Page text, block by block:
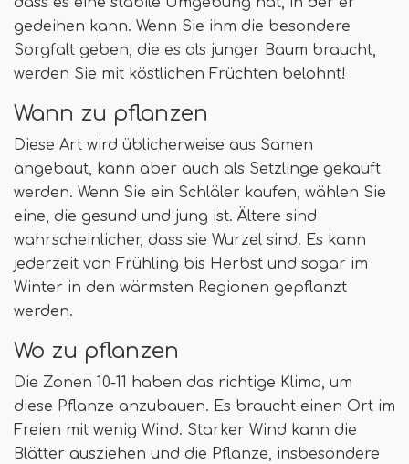
gedeihen kann. Wenn Sie ihm die besondere
Sorgfalt geben, die es als junger Baum braucht,
werden Sie mit köstlichen Früchten belohnt!
Wann zu pflanzen
Diese Art wird üblicherweise aus Samen
angebaut, kann aber auch als Setzlinge gekauft
werden. Wenn Sie ein Schläler kaufen, wählen Sie
eine, die gesund und jung ist. Ältere sind
wahrscheinlicher, dass sie Wurzel sind. Es kann
jederzeit von Frühling bis Herbst und sogar im
Winter in den wärmsten Regionen gepflanzt
werden.
Wo zu pflanzen
Die Zonen 10-11 haben das richtige Klima, um
diese Pflanze anzubauen. Es braucht einen Ort im
Freien mit wenig Wind. Starker Wind kann die
Blätter ausziehen und die Pflanze, insbesondere